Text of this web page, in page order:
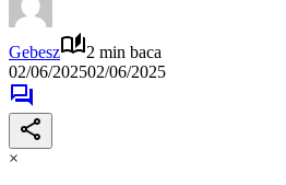
Gebesz
2 min baca
02/06/202502/06/2025
×